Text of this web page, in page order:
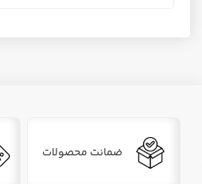
ضمانت محصولات